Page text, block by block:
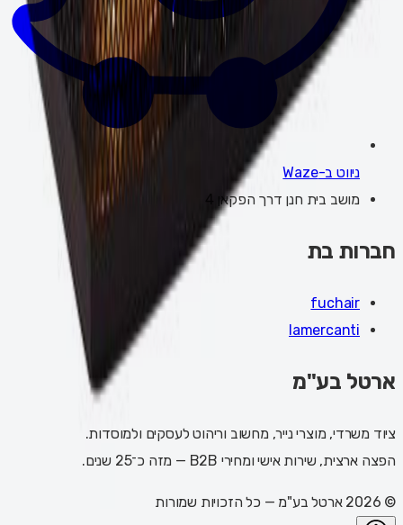
ניווט ב-Waze
מושב בית חנן דרך הפקאן 4
חברות בת
fuchair
lamercanti
ארטל בע"מ
ציוד משרדי, מוצרי נייר, מחשוב וריהוט לעסקים ולמוסדות.
הפצה ארצית, שירות אישי ומחירי B2B — מזה כ־25 שנים.
©
2026 ארטל בע"מ — כל הזכויות שמורות